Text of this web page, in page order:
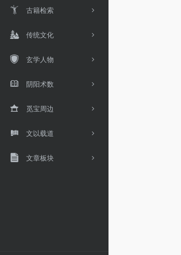
古籍检索
传统文化
玄学人物
阴阳术数
觅宝周边
文以载道
文章板块